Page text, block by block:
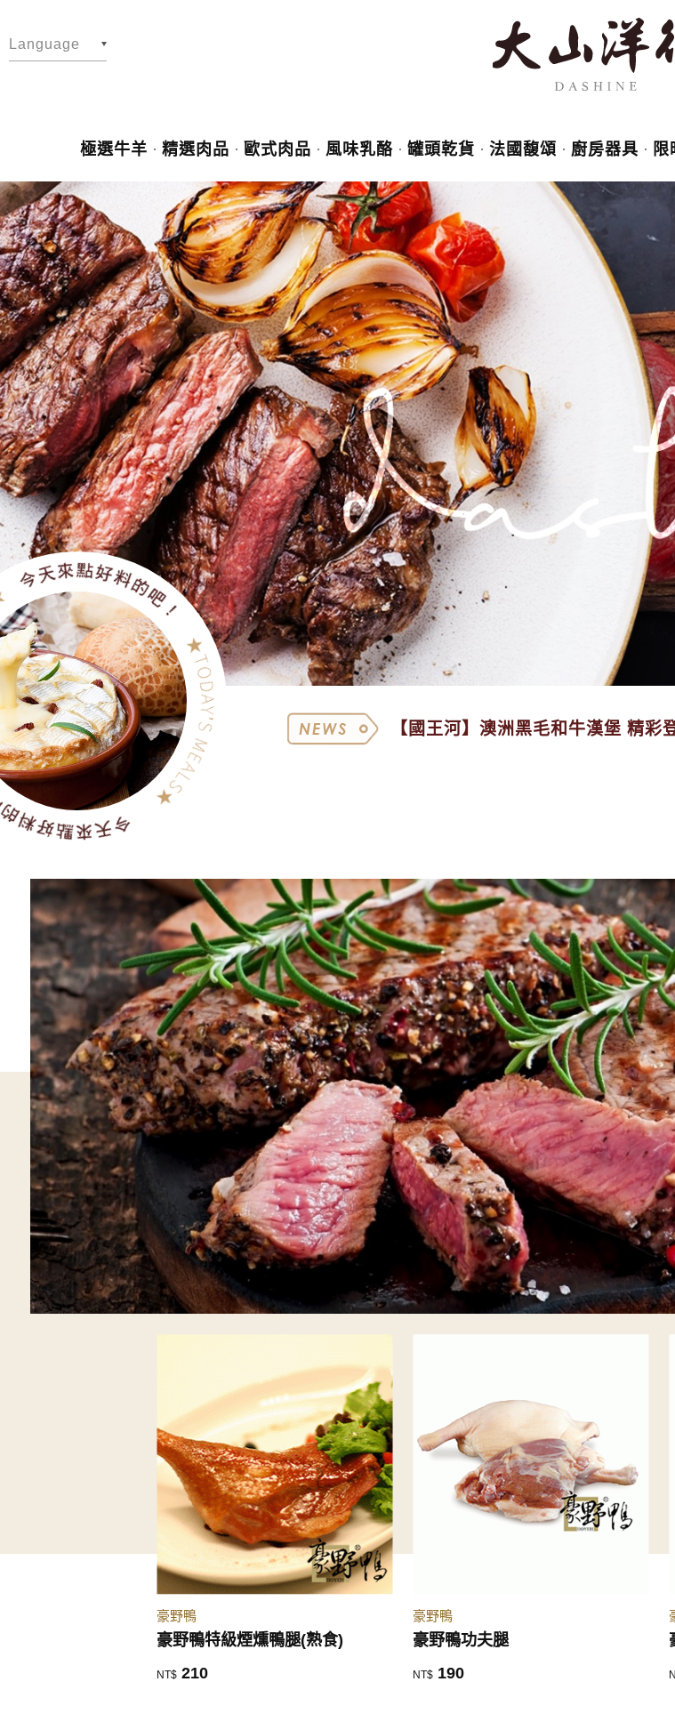
Language
極選牛羊 精選肉品 歐式肉品 風味乳酪 罐頭乾貨 法國馥頌 廚房器具 限
傳承千年的法國獨家手採工藝--蓋朗
一滴純淨，一份安心。
相遇。
【義大利】Calzetti 義大利頂級乳
位食醫分業，尊重食品專業。
【國王河】澳洲黑毛和牛漢堡 精彩
位食醫分業，尊重食品專業。
【國王河】澳洲黑毛和牛漢堡 精彩
豪野鴨
豪野鴨特級煙燻鴨腿(熟食)
NT$ 210
豪野鴨
豪野鴨功夫腿
NT$ 190